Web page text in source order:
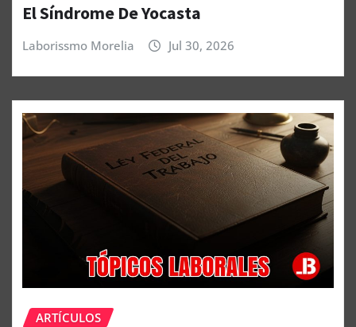
El Síndrome De Yocasta
Laborissmo Morelia Jul 30, 2026
ARTÍCULOS